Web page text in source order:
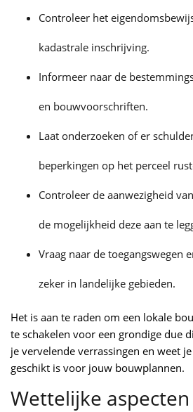
Controleer het
kadastrale inschrijving.
Informeer naar de
en bouwvoorschriften.
Laat onderzoeken of er
beperkingen op het perceel
Controleer de aanwezigheid
de mogelijkheid deze aan te
Vraag naar de toegangswegen
zeker in landelijke gebieden.
Het is aan te raden om een lokale
te schakelen voor een grondige due
je vervelende verrassingen en weet
geschikt is voor jouw bouwplannen.
Wettelijke